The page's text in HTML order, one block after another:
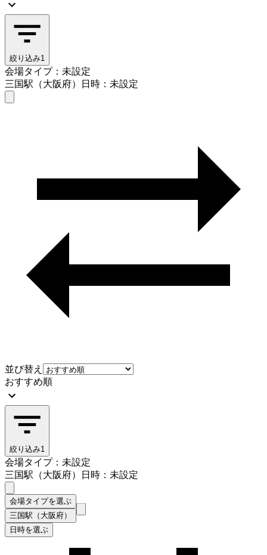
絞り込み1
会場タイプ：未設定
三国駅（大阪府）
日時：未設定
並び替え
おすすめ順
絞り込み1
会場タイプ：未設定
三国駅（大阪府）
日時：未設定
会場タイプを選ぶ
三国駅（大阪府）
日時を選ぶ